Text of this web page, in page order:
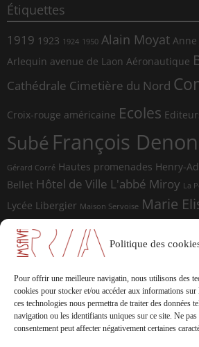
Politique des
Pour offrir une meilleure navigatin, nous utilisons des
cookies pour stocker et/ou accéder aux informations sur
ces technologies nous permettra de traiter des données
navigation ou les identifiants uniques sur ce site. Ne
consentement peut affecter négativement certaines
Étiquettes
1919 1923 1924 1950 Alain Moyat Anne
Arlequin avenue de Laon Aéronautique
Cathédrale Cimetière du Nord
Croix-rouge américaine Ecoles
Subé François
Gérard Corré Hautes promenades Henry-
Bellet Hôtel de Ville L'abbé Miroy La
Lycée Libergier Maison Servoise Marie
Marie Elisabeth Journiac Audigou
Photographes Place d'Erlon place
Magdeleine
Rue de Soissons Rue de
Saint-Marceauxsculptures
Geffrelot théâtre Tranchées